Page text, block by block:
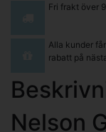
Fri frakt över
Alla kunder
rabatt på
Nelson